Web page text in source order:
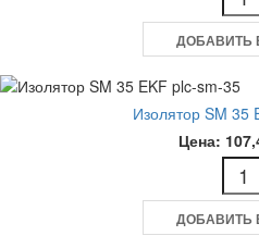
ДОБАВИТЬ
Изолятор SM 35
Цена:
ДОБАВИТЬ